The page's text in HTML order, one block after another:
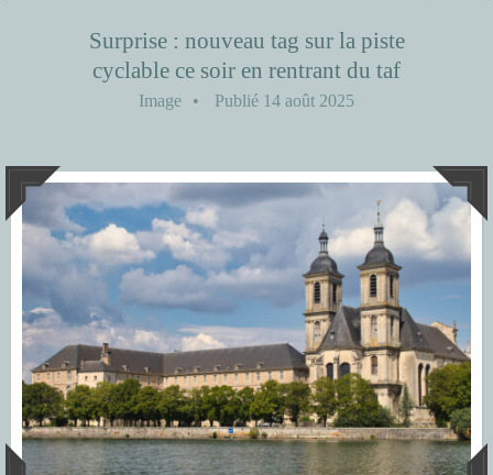
Surprise : nouveau tag sur la piste
cyclable ce soir en rentrant du taf
Image • Publié 14 août 2025